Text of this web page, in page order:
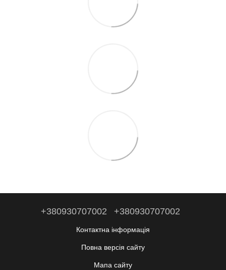
+380930707002 +380930707002
Контактна інформація
Повна версія сайту
Мапа сайту